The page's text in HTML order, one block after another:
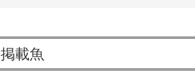
掲載魚